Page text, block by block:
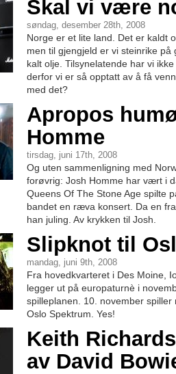
Skal vi være
søndag, desember 28th, 2008
Norge er et lite land. Det er kaldt
men til gjengjeld er vi steinrike
kalt olje. Tilsynelatende har vi
derfor vi er så opptatt av å få
med det?
Apropos
Homme
tirsdag, juni 17th, 2008
Og uten sammenligning med
forøvrig: Josh Homme har vært i
Queens Of The Stone Age spilte
bandet en ræva konsert. Da en
han juling. Av krykken til Josh.
Slipknot til
mandag, juni 9th, 2008
Fra hovedkvarteret i Des Moine,
legger ut på europaturnè i
spilleplanen. 10. november
Oslo Spektrum. Yes!
Keith
av David